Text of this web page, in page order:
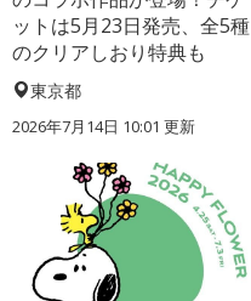
ットは5月23日発売、全5種
のクリアしおり特典も
東京都
2026年7月14日 10:01 更新